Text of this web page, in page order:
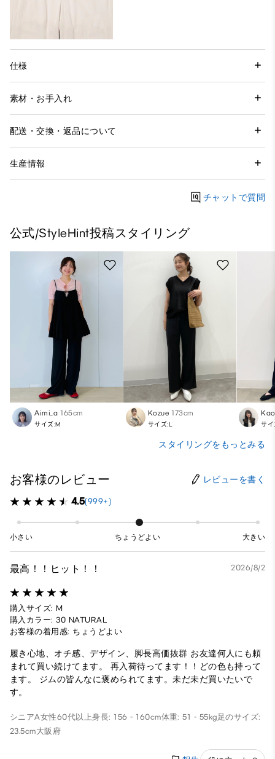
仕様
素材・お手入れ
配送・交換・返品について
生産情報
チャットで質問
公式/StyleHint投稿スタイリング
Aimi_a 165cm
サイズ:M
Kozue 173cm
サイズ:L サ
スタイリングをもっとみる
お客様のレビュー レビューを書く
4.5(999+)
小さい ちょうどよい 大きい
最高！！ヒット！！ 2026/8/2
購入サイズ: M
購入カラー: 30 NATURAL
お客様の着用感: ちょうどよい
履き心地、オチ感、デザイン、脚長高価抜群 お友達何人にも頼
まれて買い続けてます。 再入荷待ってます！！どの色も持って
ます。 ジムの皆んなに褒められてます。未だ未だ買いたいで
す。
シニアA女性60代以上身長: 156 - 160cm体重: 51 - 55kg足のサイズ:
23.5cm大阪府